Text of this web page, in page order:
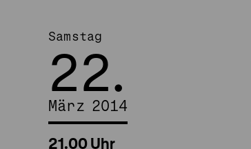
Samstag
22.
März 2014
21.00 Uhr